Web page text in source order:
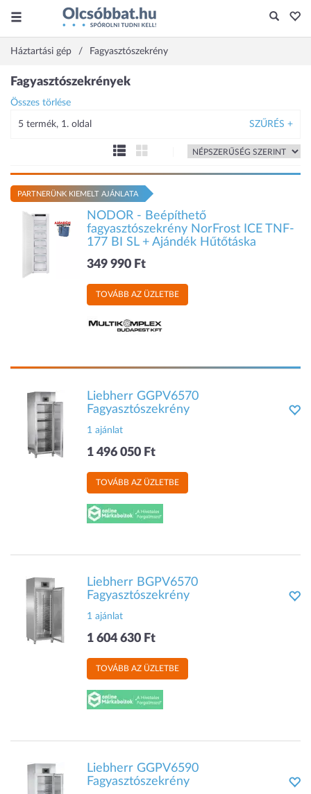
Háztartási gép Fagyasztószekrény
Fagyasztószekrények
Összes törlése
5 termék, 1. oldal SZŰRÉS +
PARTNERÜNK KIEMELT AJÁNLATA
NODOR - Beépíthető
fagyasztószekrény NorFrost ICE TNF-
177 BI SL + Ajándék Hűtőtáska
349 990 Ft
TOVÁBB AZ ÜZLETBE
Liebherr GGPV6570
Fagyasztószekrény
1 ajánlat
1 496 050 Ft
TOVÁBB AZ ÜZLETBE
Liebherr BGPV6570
Fagyasztószekrény
1 ajánlat
1 604 630 Ft
TOVÁBB AZ ÜZLETBE
Liebherr GGPV6590
Fagyasztószekrény